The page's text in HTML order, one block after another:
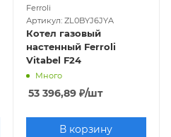
Ferroli
Артикул: ZL0BYJ6JYA
Котел газовый
настенный Ferroli
Vitabel F24
Много
53 396,89₽/шт
В корзину